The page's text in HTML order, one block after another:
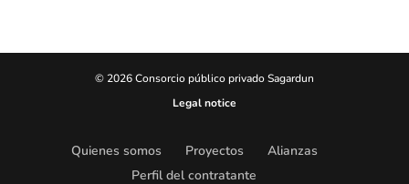
© 2026 Consorcio público privado Sagardun
Legal notice
Quienes somos Proyectos
Alianzas
Perfil del contratante